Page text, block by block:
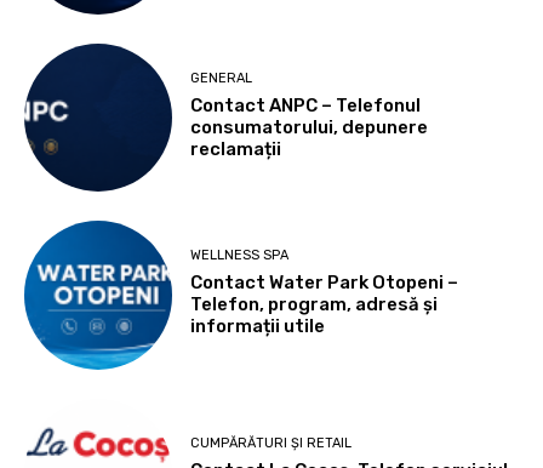
GENERAL
Contact ANPC – Telefonul
consumatorului, depunere
reclamații
WELLNESS SPA
Contact Water Park Otopeni –
Telefon, program, adresă și
informații utile
CUMPĂRĂTURI ȘI RETAIL